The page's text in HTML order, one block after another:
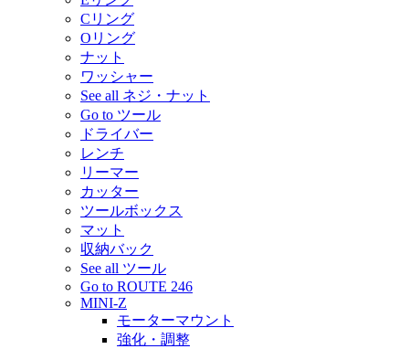
Cリング
Oリング
ナット
ワッシャー
See all ネジ・ナット
Go to ツール
ドライバー
レンチ
リーマー
カッター
ツールボックス
マット
収納バック
See all ツール
Go to ROUTE 246
MINI-Z
モーターマウント
強化・調整